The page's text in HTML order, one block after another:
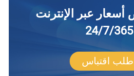
عبر الإنترنت
24/7/365
اقتباس